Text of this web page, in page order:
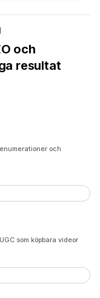
och
resultat
och
som köpbara videor